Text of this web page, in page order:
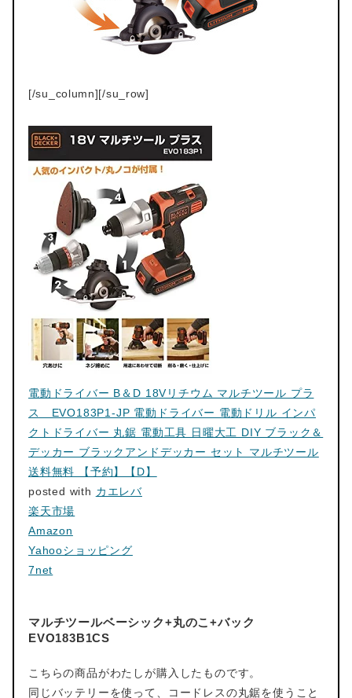
[/su_column][/su_row]
電動ドライバー B＆D 18Vリチウム マルチツール プラ
ス EVO183P1-JP 電動ドライバー 電動ドリル インパ
クトドライバー 丸鋸 電動工具 日曜大工 DIY ブラック＆
デッカー ブラックアンドデッカー セット マルチツール
送料無料 【予約】【D】
posted with カエレバ
楽天市場
Amazon
Yahooショッピング
7net
マルチツールベーシック+丸のこ+バック
EVO183B1CS
こちらの商品がわたしが購入したものです。
同じバッテリーを使って、コードレスの丸鋸を使うこと